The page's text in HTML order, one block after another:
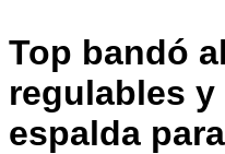
Top bandó
regulables y
espalda